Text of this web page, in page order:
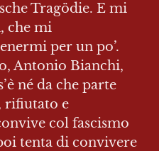
Tragödie. E mi
che mi
per un po’.
Antonio Bianchi,
né da che parte
rifiutato e
col fascismo
tenta di convivere